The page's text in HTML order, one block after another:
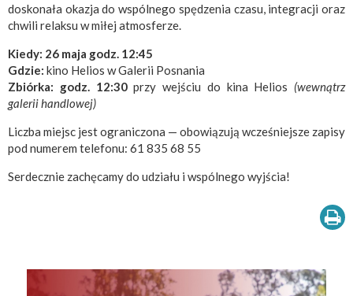
doskonała okazja do wspólnego spędzenia czasu, integracji oraz
chwili relaksu w miłej atmosferze.
Kiedy: 26 maja godz. 12:45
Gdzie: kino Helios w Galerii Posnania
Zbiórka: godz. 12:30przy wejściu do kina Helios (wewnątrz
galerii handlowej)
Liczba miejsc jest ograniczona — obowiązują wcześniejsze zapisy
pod numerem telefonu: 61 835 68 55
Serdecznie zachęcamy do udziału i wspólnego wyjścia!
